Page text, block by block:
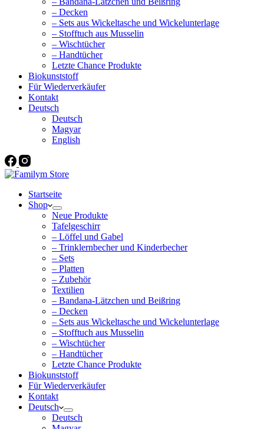
– Decken
– Sets aus Wickeltasche und Wickelunterlage
– Stofftuch aus Musselin
– Wischtücher
– Handtücher
Letzte Chance Produkte
Biokunststoff
Für Wiederverkäufer
Kontakt
Deutsch
Deutsch
Magyar
English
Startseite
Shop
Neue Produkte
Tafelgeschirr
– Löffel und Gabel
– Trinklernbecher und Kinderbecher
– Sets
– Platten
– Zubehör
Textilien
– Bandana-Lätzchen und Beißring
– Decken
– Sets aus Wickeltasche und Wickelunterlage
– Stofftuch aus Musselin
– Wischtücher
– Handtücher
Letzte Chance Produkte
Biokunststoff
Für Wiederverkäufer
Kontakt
Deutsch
Deutsch